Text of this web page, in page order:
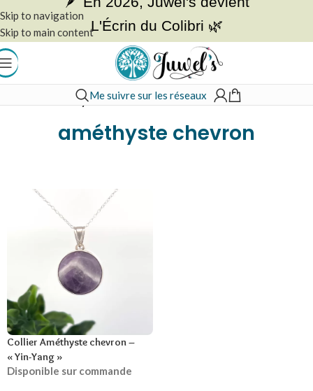
Skip to navigation
Skip to main contentL'Écrin du Colibri 🌿
Me suivre sur les réseaux
améthyste chevron
améthyste chevron
Collier Améthyste chevron –
« Yin-Yang »
Disponible sur commande